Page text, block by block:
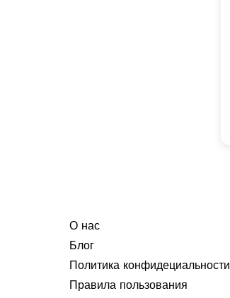
О нас
Блог
Политика конфидециальности
Правила пользования